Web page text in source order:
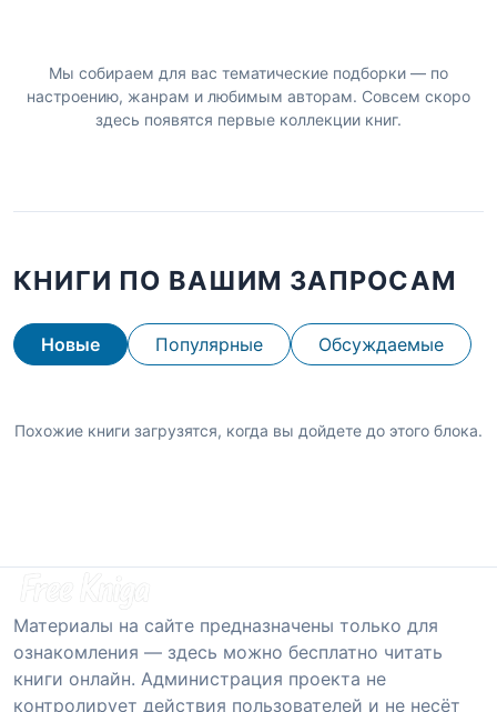
Мы собираем для вас тематические подборки — по
настроению, жанрам и любимым авторам. Совсем скоро
здесь появятся первые коллекции книг.
КНИГИ ПО ВАШИМ ЗАПРОСАМ
Новые Популярные Обсуждаемые
Похожие книги загрузятся, когда вы дойдете до этого блока.
Материалы на сайте предназначены только для
ознакомления — здесь можно бесплатно читать
книги онлайн. Администрация проекта не
контролирует действия пользователей и не несёт